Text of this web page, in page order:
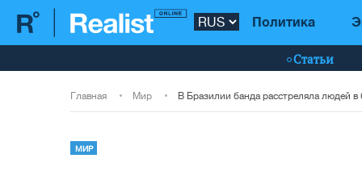
Политика
Статьи
Главная Мир
МИР